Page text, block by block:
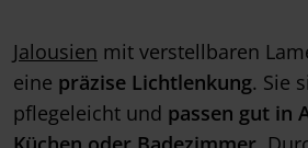
Jalousien mit verstellbaren
eine präzise Lichtlenkung. Sie
pflegeleicht und passen gut in